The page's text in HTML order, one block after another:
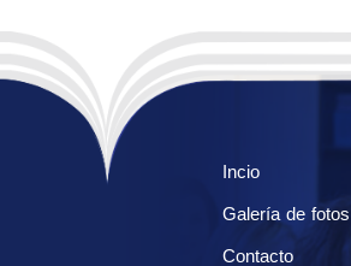
Incio
Galería de fotos
Contacto